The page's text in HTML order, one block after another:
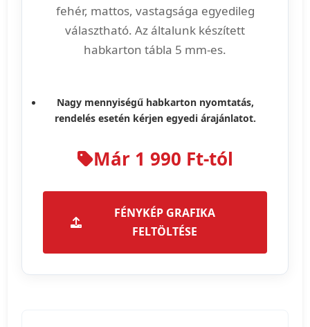
fehér, mattos, vastagsága egyedileg
választható. Az általunk készített
habkarton tábla 5 mm-es.
Nagy mennyiségű habkarton nyomtatás,
rendelés esetén kérjen egyedi árajánlatot.
Már 1 990 Ft-tól
FÉNYKÉP GRAFIKA
FELTÖLTÉSE